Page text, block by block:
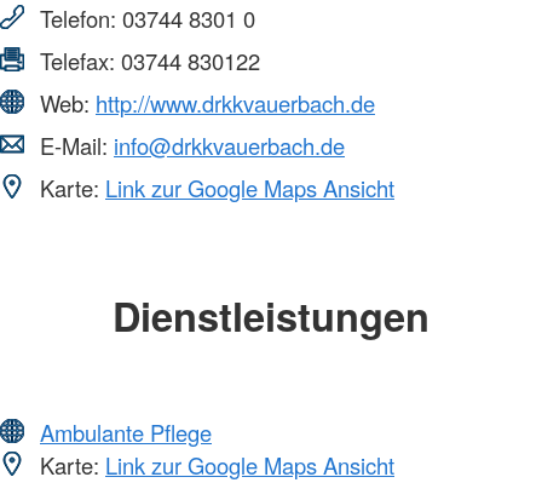
Telefon: 03744 8301 0
Telefax: 03744 830122
Web: http://www.drkkvauerbach.de
E-Mail: info@drkkvauerbach.de
Karte: Link zur Google Maps Ansicht
Dienstleistungen
Ambulante Pflege
Karte: Link zur Google Maps Ansicht